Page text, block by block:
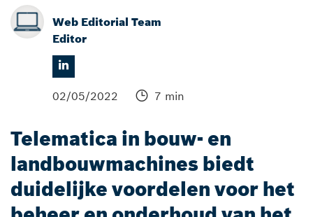
Web Editorial Team
Editor
02/05/2022 7 min
Telematica in bouw- en
landbouwmachines biedt
duidelijke voordelen voor het